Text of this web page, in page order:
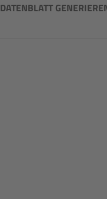
DATENBLATT